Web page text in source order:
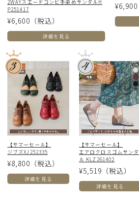
2WAYスエードコンビ手染めサンダルH
P251417
¥6,600 （税込）
詳細を見る
¥6,900
【サマーセール】
ジブズXJ252335
¥8,800 （税込）
詳細を見る
【サマーセール】
エアロクロスゴムサンダ
ル KLZ261402
¥5,519 （税込）
詳細を見る